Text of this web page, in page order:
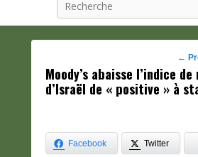
des
←
Moody’s abaisse l’indice
d’Israël de « positive » à
Facebook Twitter